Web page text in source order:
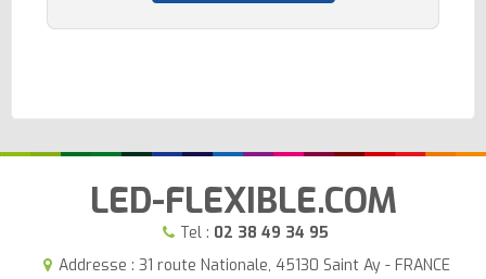
LED-FLEXIBLE.COM
Tel : 02 38 49 34 95
Addresse : 31 route Nationale, 45130 Saint Ay - FRANCE